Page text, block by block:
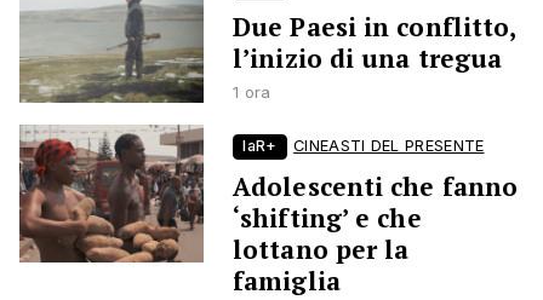
Due Paesi in conflitto,
l’inizio di una tregua
1 ora
laR+ CINEASTI DEL PRESENTE
Adolescenti che fanno
‘shifting’ e che
lottano per la
famiglia